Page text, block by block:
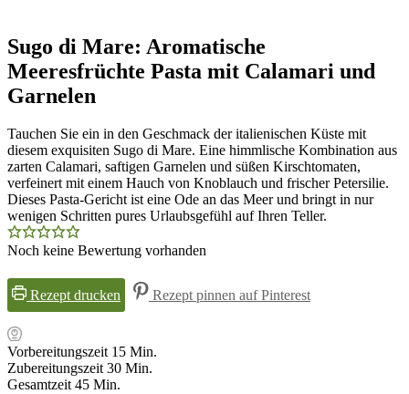
Sugo di Mare: Aromatische
Meeresfrüchte Pasta mit Calamari und
Garnelen
Tauchen Sie ein in den Geschmack der italienischen Küste mit
diesem exquisiten Sugo di Mare. Eine himmlische Kombination aus
zarten Calamari, saftigen Garnelen und süßen Kirschtomaten,
verfeinert mit einem Hauch von Knoblauch und frischer Petersilie.
Dieses Pasta-Gericht ist eine Ode an das Meer und bringt in nur
wenigen Schritten pures Urlaubsgefühl auf Ihren Teller.
Noch keine Bewertung vorhanden
Rezept drucken Rezept pinnen auf Pinterest
Vorbereitungszeit 15Minuten
Min.
Zubereitungszeit30Minuten
Min.
Gesamtzeit45Minuten
Min.